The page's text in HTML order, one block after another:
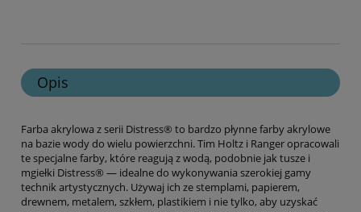
Opis
Farba akrylowa z serii Distress® to bardzo płynne farby akrylowe
na bazie wody do wielu powierzchni. Tim Holtz i Ranger opracowali
te specjalne farby, które reagują z wodą, podobnie jak tusze i
mgiełki Distress® — idealne do wykonywania szerokiej gamy
technik artystycznych. Używaj ich ze stemplami, papierem,
drewnem, metalem, szkłem, plastikiem i nie tylko, aby uzyskać